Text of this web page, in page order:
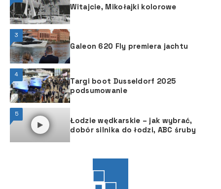
Witajcie, Mikołajki kolorowe
3
Galeon 620 Fly premiera jachtu
4
Targi boot Dusseldorf 2025
podsumowanie
5
Łodzie wędkarskie – jak wybrać,
dobór silnika do łodzi, ABC śruby